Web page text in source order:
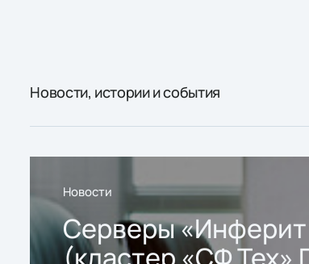
Новости, истории и события
Новости
Серверы «Инферит